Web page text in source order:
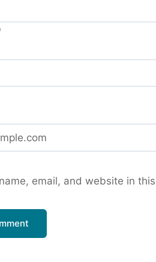
email, and website in